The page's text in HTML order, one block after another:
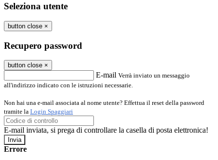
Seleziona utente
button close ×
Recupero password
button close ×
E-mail Verrà inviato un messaggio
all'indirizzo indicato con le istruzioni necessarie.
Non hai una e-mail associata al nome utente? Effettua il reset della password
tramite la Login Spaggiari
E-mail inviata, si prega di controllare la casella di posta elettronica!
Errore